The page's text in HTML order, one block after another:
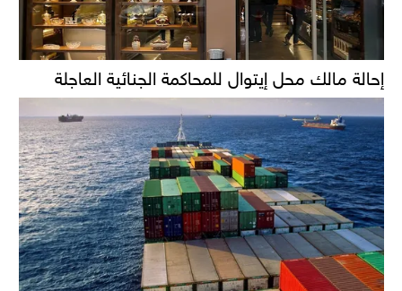
إحالة مالك محل إيتوال للمحاكمة الجنائية العاجلة